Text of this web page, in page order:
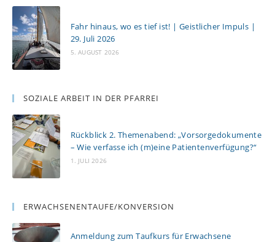
Fahr hinaus, wo es tief ist! | Geistlicher Impuls |
29. Juli 2026
5. AUGUST 2026
SOZIALE ARBEIT IN DER PFARREI
Rückblick 2. Themenabend: „Vorsorgedokumente
– Wie verfasse ich (m)eine Patientenverfügung?“
1. JULI 2026
ERWACHSENENTAUFE/KONVERSION
Anmeldung zum Taufkurs für Erwachsene